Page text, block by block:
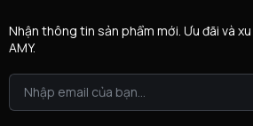
Nhận thông tin sản phẩm mới. Ưu đãi và
AMY.